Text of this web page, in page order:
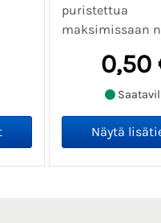
puristettua
maksimissaan
0,50